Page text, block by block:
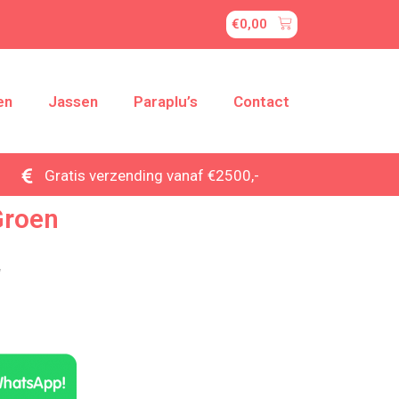
€0,00
Jassen Paraplu’s Contact
Gratis verzending vanaf €2500,-